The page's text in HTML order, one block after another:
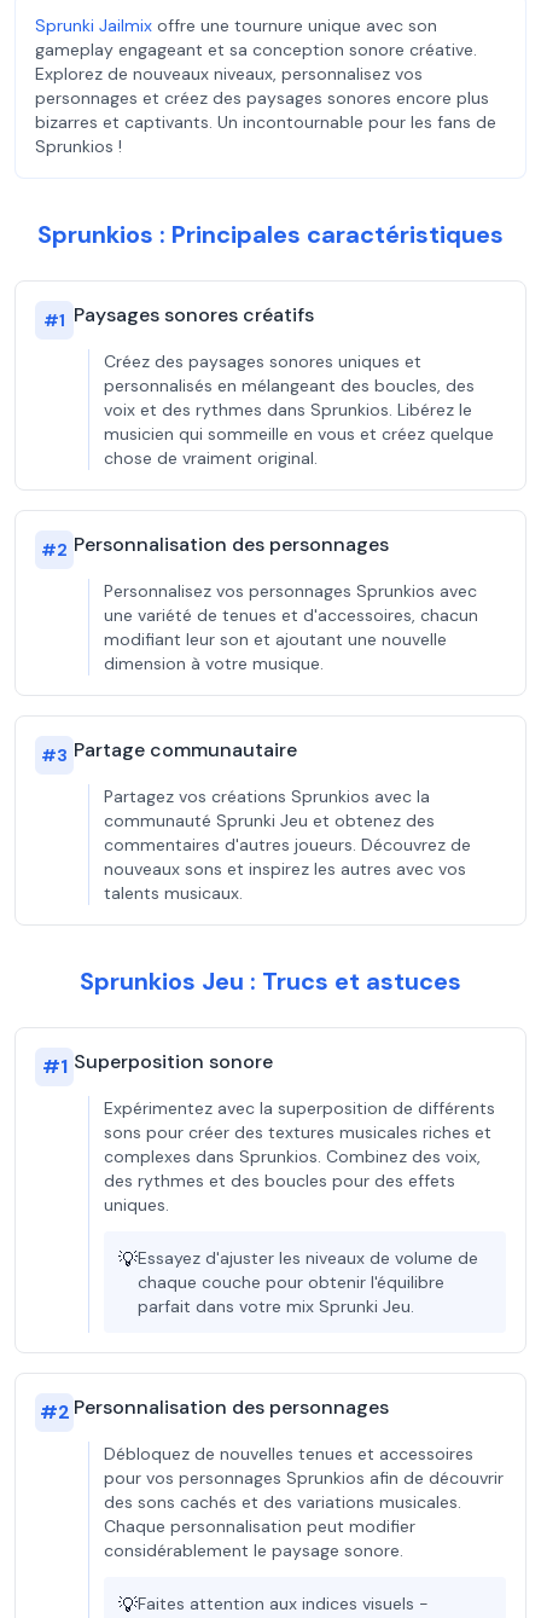
Sprunki Jailmix offre une tournure unique avec son
gameplay engageant et sa conception sonore créative.
Explorez de nouveaux niveaux, personnalisez vos
personnages et créez des paysages sonores encore plus
bizarres et captivants. Un incontournable pour les fans de
Sprunkios !
Sprunkios : Principales caractéristiques
#1 Paysages sonores créatifs
Créez des paysages sonores uniques et
personnalisés en mélangeant des boucles, des
voix et des rythmes dans Sprunkios. Libérez le
musicien qui sommeille en vous et créez quelque
chose de vraiment original.
#2 Personnalisation des personnages
Personnalisez vos personnages Sprunkios avec
une variété de tenues et d'accessoires, chacun
modifiant leur son et ajoutant une nouvelle
dimension à votre musique.
#3 Partage communautaire
Partagez vos créations Sprunkios avec la
communauté Sprunki Jeu et obtenez des
commentaires d'autres joueurs. Découvrez de
nouveaux sons et inspirez les autres avec vos
talents musicaux.
Sprunkios Jeu : Trucs et astuces
#1 Superposition sonore
Expérimentez avec la superposition de différents
sons pour créer des textures musicales riches et
complexes dans Sprunkios. Combinez des voix,
des rythmes et des boucles pour des effets
uniques.
💡Essayez d'ajuster les niveaux de volume de
chaque couche pour obtenir l'équilibre
parfait dans votre mix Sprunki Jeu.
#2 Personnalisation des personnages
Débloquez de nouvelles tenues et accessoires
pour vos personnages Sprunkios afin de découvrir
des sons cachés et des variations musicales.
Chaque personnalisation peut modifier
considérablement le paysage sonore.
💡Faites attention aux indices visuels -